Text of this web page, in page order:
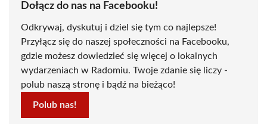
Dołącz do nas na Facebooku!
Odkrywaj, dyskutuj i dziel się tym co najlepsze!
Przyłącz się do naszej społeczności na Facebooku,
gdzie możesz dowiedzieć się więcej o lokalnych
wydarzeniach w Radomiu. Twoje zdanie się liczy -
polub naszą stronę i bądź na bieżąco!
Polub nas!